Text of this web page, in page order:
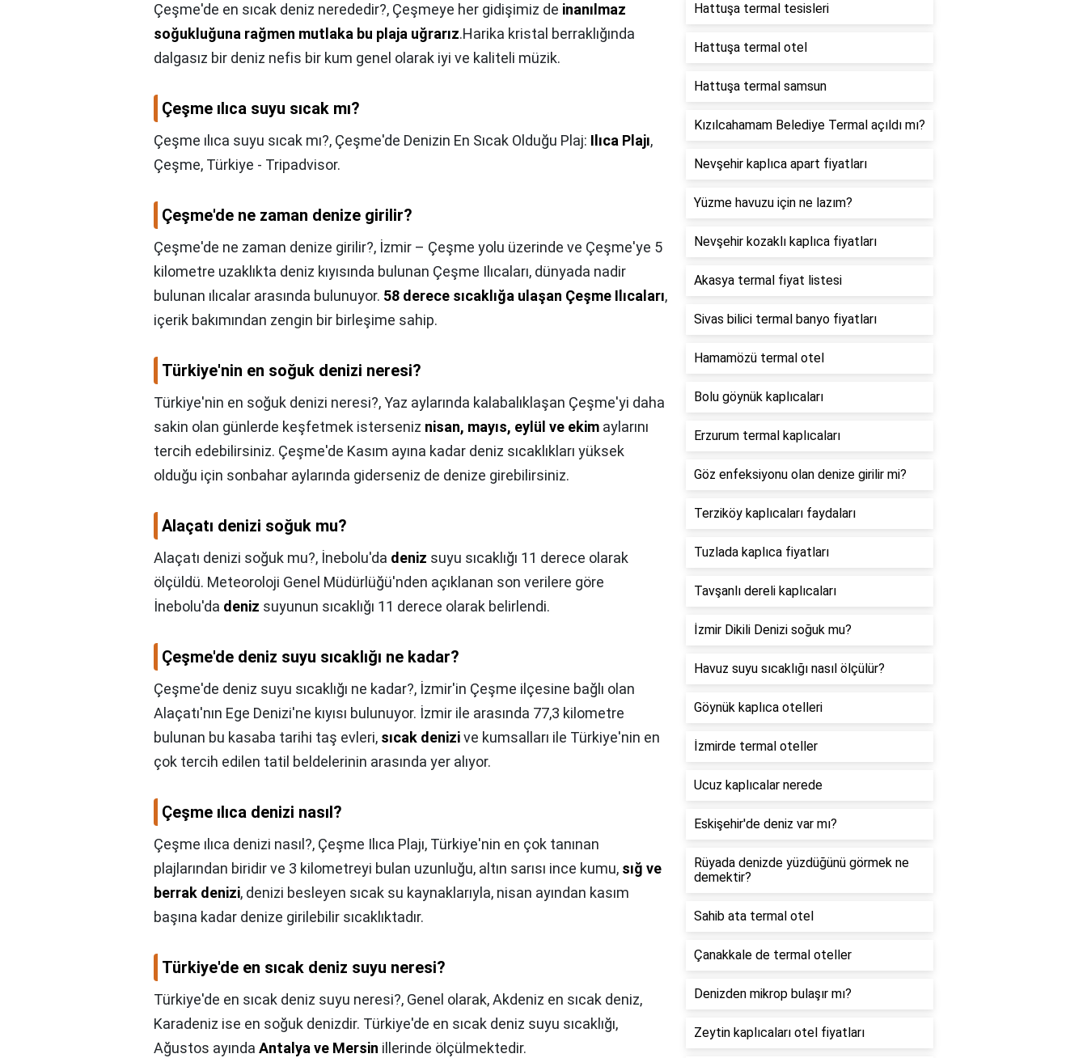
Çeşme'de en sıcak deniz nerededir?, Çeşmeye her gidişimiz de inanılmaz
soğukluğuna rağmen mutlaka bu plaja uğrarız.Harika kristal berraklığında
dalgasız bir deniz nefis bir kum genel olarak iyi ve kaliteli müzik.
Çeşme ılıca suyu sıcak mı?
Çeşme ılıca suyu sıcak mı?, Çeşme'de Denizin En Sıcak Olduğu Plaj: Ilıca Plajı,
Çeşme, Türkiye - Tripadvisor.
Çeşme'de ne zaman denize girilir?
Çeşme'de ne zaman denize girilir?, İzmir – Çeşme yolu üzerinde ve Çeşme'ye 5
kilometre uzaklıkta deniz kıyısında bulunan Çeşme Ilıcaları, dünyada nadir
bulunan ılıcalar arasında bulunuyor. 58 derece sıcaklığa ulaşan Çeşme Ilıcaları,
içerik bakımından zengin bir birleşime sahip.
Türkiye'nin en soğuk denizi neresi?
Türkiye'nin en soğuk denizi neresi?,Yaz aylarında kalabalıklaşan Çeşme'yi daha
sakin olan günlerde keşfetmek isterseniz nisan, mayıs, eylül ve ekim aylarını
tercih edebilirsiniz. Çeşme'de Kasım ayına kadar deniz sıcaklıkları yüksek
olduğu için sonbahar aylarında giderseniz de denize girebilirsiniz.
Alaçatı denizi soğuk mu?
Alaçatı denizi soğuk mu?, İnebolu'da deniz suyu sıcaklığı 11 derece olarak
ölçüldü. Meteoroloji Genel Müdürlüğü'nden açıklanan son verilere göre
İnebolu'da deniz suyunun sıcaklığı 11 derece olarak belirlendi.
Çeşme'de deniz suyu sıcaklığı ne kadar?
Çeşme'de deniz suyu sıcaklığı ne kadar?, İzmir'in Çeşme ilçesine bağlı olan
Alaçatı'nın Ege Denizi'ne kıyısı bulunuyor. İzmir ile arasında 77,3 kilometre
bulunan bu kasaba tarihi taş evleri, sıcak denizive kumsalları ile Türkiye'nin en
çok tercih edilen tatil beldelerinin arasında yer alıyor.
Çeşme ılıca denizi nasıl?
Çeşme ılıca denizi nasıl?, Çeşme Ilıca Plajı, Türkiye'nin en çok tanınan
plajlarından biridir ve 3 kilometreyi bulan uzunluğu, altın sarısı ince kumu, sığ ve
berrak denizi, denizi besleyen sıcak su kaynaklarıyla, nisan ayından kasım
başına kadar denize girilebilir sıcaklıktadır.
Türkiye'de en sıcak deniz suyu neresi?
Türkiye'de en sıcak deniz suyu neresi?, Genel olarak, Akdeniz en sıcak deniz,
Karadeniz ise en soğuk denizdir. Türkiye'de en sıcak deniz suyu sıcaklığı,
Ağustos ayında Antalya ve Mersin illerinde ölçülmektedir.
Hattuşa termal tesisleri
Hattuşa termal otel
Hattuşa termal samsun
Kızılcahamam Belediye Termal açıldı mı?
Nevşehir kaplıca apart fiyatları
Yüzme havuzu için ne lazım?
Nevşehir kozaklı kaplıca fiyatları
Akasya termal fiyat listesi
Sivas bilici termal banyo fiyatları
Hamamözü termal otel
Bolu göynük kaplıcaları
Erzurum termal kaplıcaları
Göz enfeksiyonu olan denize girilir mi?
Terziköy kaplıcaları faydaları
Tuzlada kaplıca fiyatları
Tavşanlı dereli kaplıcaları
İzmir Dikili Denizi soğuk mu?
Havuz suyu sıcaklığı nasıl ölçülür?
Göynük kaplıca otelleri
İzmirde termal oteller
Ucuz kaplıcalar nerede
Eskişehir'de deniz var mı?
Rüyada denizde yüzdüğünü görmek ne
demektir?
Sahib ata termal otel
Çanakkale de termal oteller
Denizden mikrop bulaşır mı?
Zeytin kaplıcaları otel fiyatları